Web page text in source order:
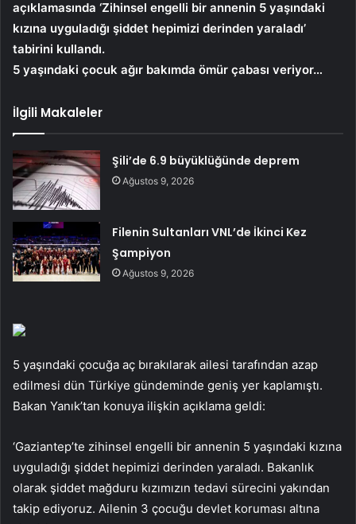
açıklamasında ‘Zihinsel engelli bir annenin 5 yaşındaki
kızına uyguladığı şiddet hepimizi derinden yaraladı’
tabirini kullandı.
5 yaşındaki çocuk ağır bakımda ömür çabası veriyor…
İlgili Makaleler
Şili’de 6.9 büyüklüğünde deprem
Ağustos 9, 2026
Filenin Sultanları VNL’de İkinci Kez
Şampiyon
Ağustos 9, 2026
5 yaşındaki çocuğa aç bırakılarak ailesi tarafından azap
edilmesi dün Türkiye gündeminde geniş yer kaplamıştı.
Bakan Yanık’tan konuya ilişkin açıklama geldi:
‘Gaziantep’te zihinsel engelli bir annenin 5 yaşındaki kızına
uyguladığı şiddet hepimizi derinden yaraladı. Bakanlık
olarak şiddet mağduru kızımızın tedavi sürecini yakından
takip ediyoruz. Ailenin 3 çocuğu devlet koruması altına